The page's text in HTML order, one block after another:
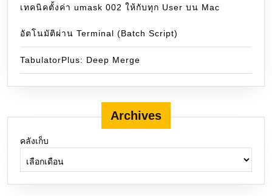
เทคนิคตั้งค่า umask 002 ให้กับทุก User บน Mac
อัตโนมัติผ่าน Terminal (Batch Script)
TabulatorPlus: Deep Merge
Archives
คลังเก็บ